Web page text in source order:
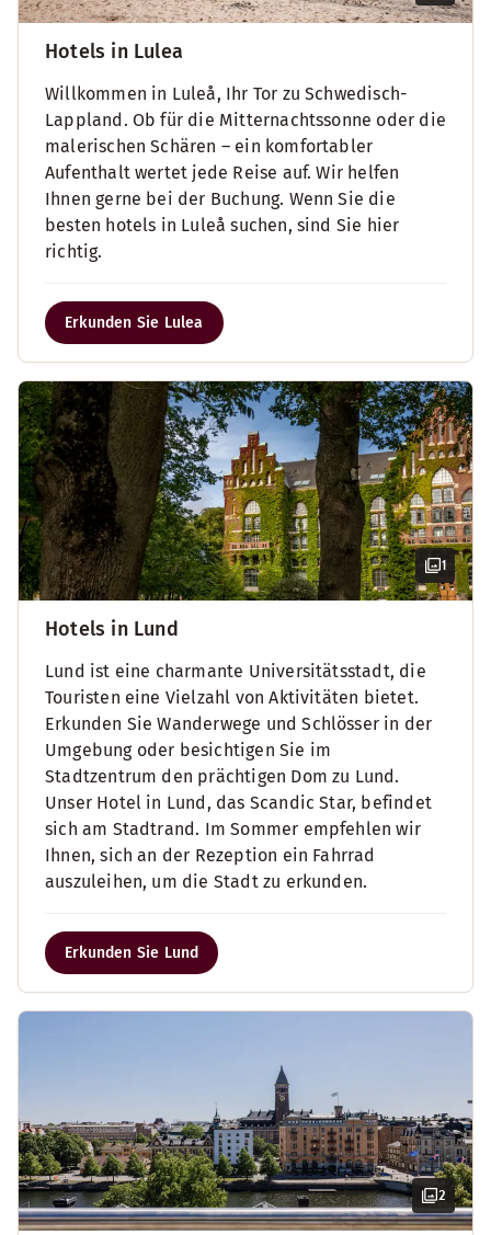
Hotels in Lulea
Willkommen in Luleå, Ihr Tor zu Schwedisch-
Lappland. Ob für die Mitternachtssonne oder die
malerischen Schären – ein komfortabler
Aufenthalt wertet jede Reise auf. Wir helfen
Ihnen gerne bei der Buchung. Wenn Sie die
besten hotels in Luleå suchen, sind Sie hier
richtig.
Erkunden Sie Lulea
1
Hotels in Lund
Lund ist eine charmante Universitätsstadt, die
Touristen eine Vielzahl von Aktivitäten bietet.
Erkunden Sie Wanderwege und Schlösser in der
Umgebung oder besichtigen Sie im
Stadtzentrum den prächtigen Dom zu Lund.
Unser Hotel in Lund, das Scandic Star, befindet
sich am Stadtrand. Im Sommer empfehlen wir
Ihnen, sich an der Rezeption ein Fahrrad
auszuleihen, um die Stadt zu erkunden.
Erkunden Sie Lund
2